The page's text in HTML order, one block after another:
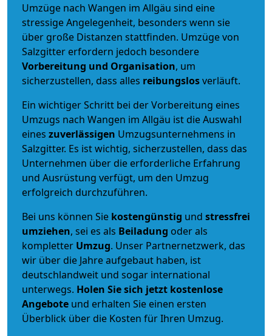
Umzüge nach Wangen im Allgäu sind eine
stressige Angelegenheit, besonders wenn sie
über große Distanzen stattfinden. Umzüge von
Salzgitter erfordern jedoch besondere
Vorbereitung und Organisation, um
sicherzustellen, dass alles reibungslosverläuft.
Ein wichtiger Schritt bei der Vorbereitung eines
Umzugs nach Wangen im Allgäu ist die Auswahl
eines zuverlässigen Umzugsunternehmens in
Salzgitter. Es ist wichtig, sicherzustellen, dass das
Unternehmen über die erforderliche Erfahrung
und Ausrüstung verfügt, um den Umzug
erfolgreich durchzuführen.
Bei uns können Sie kostengünstig und stressfrei
umziehen, sei es als Beiladung oder als
kompletter Umzug. Unser Partnernetzwerk, das
wir über die Jahre aufgebaut haben, ist
deutschlandweit und sogar international
unterwegs. Holen Sie sich jetzt kostenlose
Angebote und erhalten Sie einen ersten
Überblick über die Kosten für Ihren Umzug.